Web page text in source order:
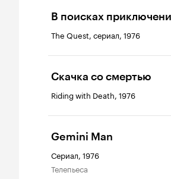
В поисках
The Quest, сериал, 1976
Скачка со смертью
Riding with Death, 1976
Gemini Man
Сериал, 1976
телепьеса